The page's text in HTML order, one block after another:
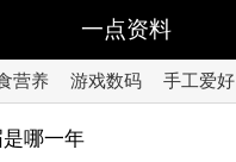
一点资料
营养 游戏数码 手工爱好
哪一年